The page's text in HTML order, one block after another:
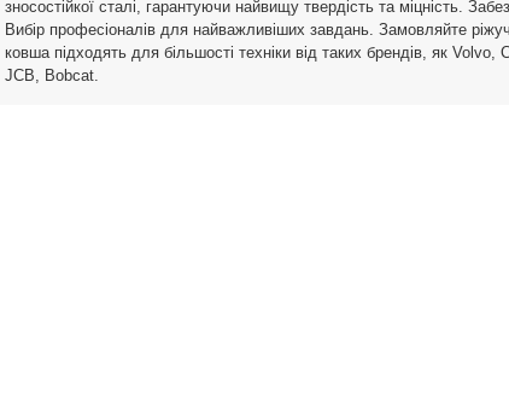
зносостійкої сталі, гарантуючи найвищу твердість та міцність.
Вибір професіоналів для найважливіших завдань. Замовляйте
ковша підходять для більшості техніки від таких брендів, як
JCB, Bobcat.